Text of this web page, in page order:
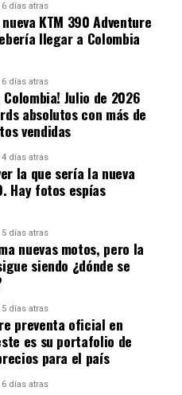
nos importa
nuestros
los leemos.
las “cositas” a
NUESTRA APP
Android
ASEGURADORAS
MOTOCICLISTAS
MOTOS
OBLIGATORIO
6 días atras
KTM 390 Adventure
llegar a Colombia
6 días atras
Colombia! Julio de 2026
absolutos con más de
vendidas
4 días atras
la que sería la nueva
Hay fotos espías
5 días atras
nuevas motos, pero la
siendo ¿dónde se
5 días atras
preventa oficial en
es su portafolio de
para el país
6 días atras